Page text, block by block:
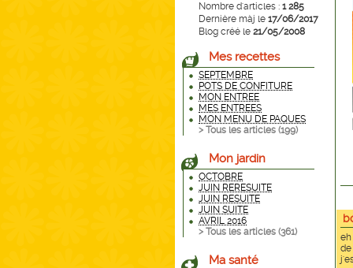
Nombre d'articles : 1 285
Dernière màj le 17/06/2017
Blog créé le 21/05/2008
Mes recettes
SEPTEMBRE
POTS DE CONFITURE
MON ENTREE
MES ENTREES
MON MENU DE PAQUES
> Tous les articles (199)
Mon jardin
OCTOBRE
JUIN RERESUITE
JUIN RESUITE
JUIN SUITE
AVRIL 2016
> Tous les articles (361)
Ma santé
de